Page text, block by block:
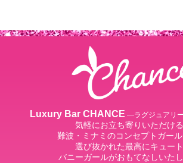
Luxury Bar CHANCE ―ラグジュアリ
気軽にお立ち寄りいただける
難波・ミナミのコンセプトガー
選び抜かれた最高にキュー
バニーガールがおもてなしいたし